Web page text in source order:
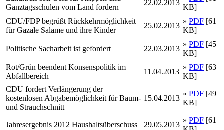
Ganztagsschulen vom Land fordern
22.02.2013
KB]
CDU/FDP begrüßt Rückkehrmöglichkeit
für Gazale Salame und ihre Kinder
25.02.2013
» PDF [61
KB]
Politische Sacharbeit ist gefordert 22.03.2013
» PDF [45
KB]
Rot/Grün beendent Konsenspolitik im
Abfallbereich
11.04.2013
» PDF [63
KB]
CDU fordert Verlängerung der
kostenlosen Abgabemöglichkeit für Baum-
und Strauchschnitt
15.04.2013
» PDF [49
KB]
Jahresergebnis 2012 Haushaltsüberschuss 29.05.2013
» PDF [61